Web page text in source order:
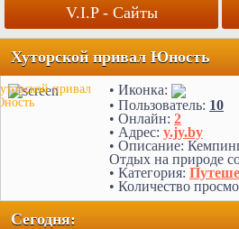
V.I.P - Сайты
Хуторской привал Юность
привал
• Иконка:
• Пользователь: 10
• Онлайн: 2
• Адрес: y.jy.by
• Описание:
Отдых на природе
• Категория:
• Количество
Сегодня: